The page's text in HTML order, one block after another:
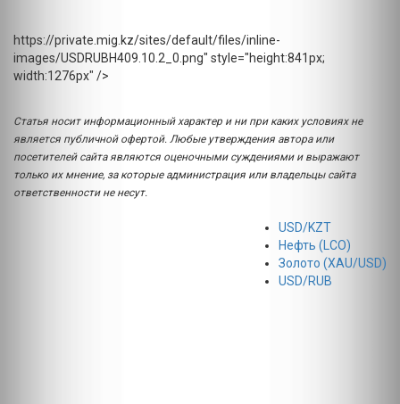
https://private.mig.kz/sites/default/files/inline-
images/USDRUBH409.10.2_0.png" style="height:841px;
width:1276px" />
Статья носит информационный характер и ни при каких условиях не
является публичной офертой. Любые утверждения автора или
посетителей сайта являются оценочными суждениями и выражают
только их мнение, за которые администрация или владельцы сайта
ответственности не несут.
USD/KZT
Нефть (LCO)
Золото (XAU/USD)
USD/RUB